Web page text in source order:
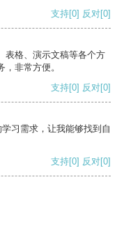
支持[0] 反对[0]
表格、演示文稿等各个方
非常方便。
支持[0] 反对[0]
习需求，让我能够找到自
支持[0] 反对[0]